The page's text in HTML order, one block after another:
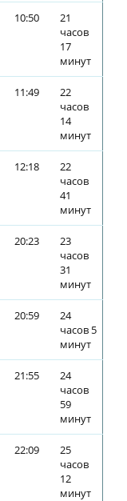
10:50
21
часов
17
минут
11:49
22
часов
14
минут
12:18
22
часов
41
минут
20:23
23
часов
31
минут
20:59
24
часов 5
минут
21:55
24
часов
59
минут
22:09
25
часов
12
минут